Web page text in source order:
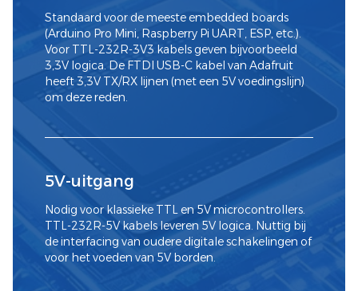
Standaard voor de meeste embedded boards
(Arduino Pro Mini, Raspberry Pi UART, ESP, etc.).
Voor TTL-232R-3V3 kabels geven bijvoorbeeld
3,3V logica. De FTDI USB-C kabel van Adafruit
heeft 3,3V TX/RX lijnen (met een 5V voedingslijn)
om deze reden.
5V-uitgang
Nodig voor klassieke TTL en 5V microcontrollers.
TTL-232R-5V kabels leveren 5V logica. Nuttig bij
de interfacing van oudere digitale schakelingen of
voor het voeden van 5V borden.